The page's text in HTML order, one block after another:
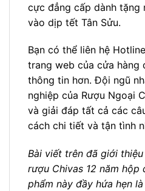
cực đẳng cấp dành tặng
vào dịp tết Tân Sửu.
Bạn có thể liên hệ
trang web của cửa hàng
thông tin hơn. Đội ngũ
nghiệp của Rượu Ngoại
và giải đáp tất cả các
cách chi tiết và tận tình
Bài viết trên đã giới
rượu Chivas 12 năm hộp
phẩm này đầy hứa hẹn